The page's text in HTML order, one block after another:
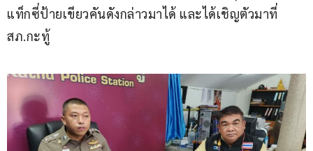
แท็กซี่ป้ายเขียวคันดังกล่าวมาได้ และได้เชิญตัวมาที่
สภ.กะทู้